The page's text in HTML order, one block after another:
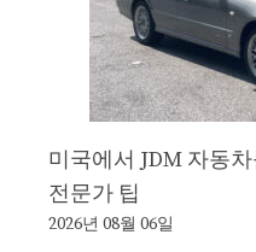
미국에서 JDM 자동
전문가 팁
2026년 08월 06일